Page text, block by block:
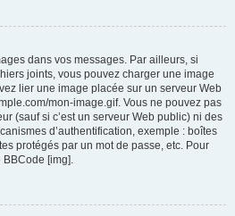
dans vos messages. Par ailleurs, si
joints, vous pouvez charger une image
lier une image placée sur un serveur Web
mon-image.gif. Vous ne pouvez pas
(sauf si c’est un serveur Web public) ni des
d’authentification, exemple : boîtes
protégés par un mot de passe, etc. Pour
BBCode [img].